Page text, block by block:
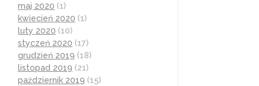
maj 2020 (1)
kwiecień 2020 (1)
luty 2020 (10)
styczeń 2020 (17)
grudzień 2019 (18)
listopad 2019 (21)
październik 2019 (15)